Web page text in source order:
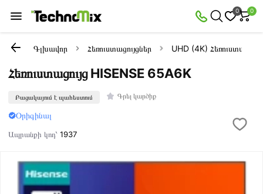
0 0
Գլխավոր Հեռուստացույցներ UHD (4K)
Հեռուստացույց HISENSE 65A6K
Բացակայում է պահեստում Գրել կարծիք
Օրիգինալ
Ապրանքի կոդ՝1937